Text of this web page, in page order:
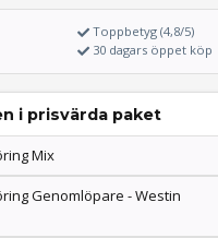
Toppbetyg (4,8/5)
30 dagars öppet köp
i prisvärda paket
Mix
Genomlöpare - Westin